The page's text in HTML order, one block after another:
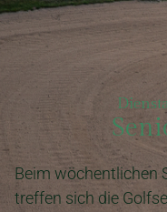
Beim wöchentlichen
treffen sich die